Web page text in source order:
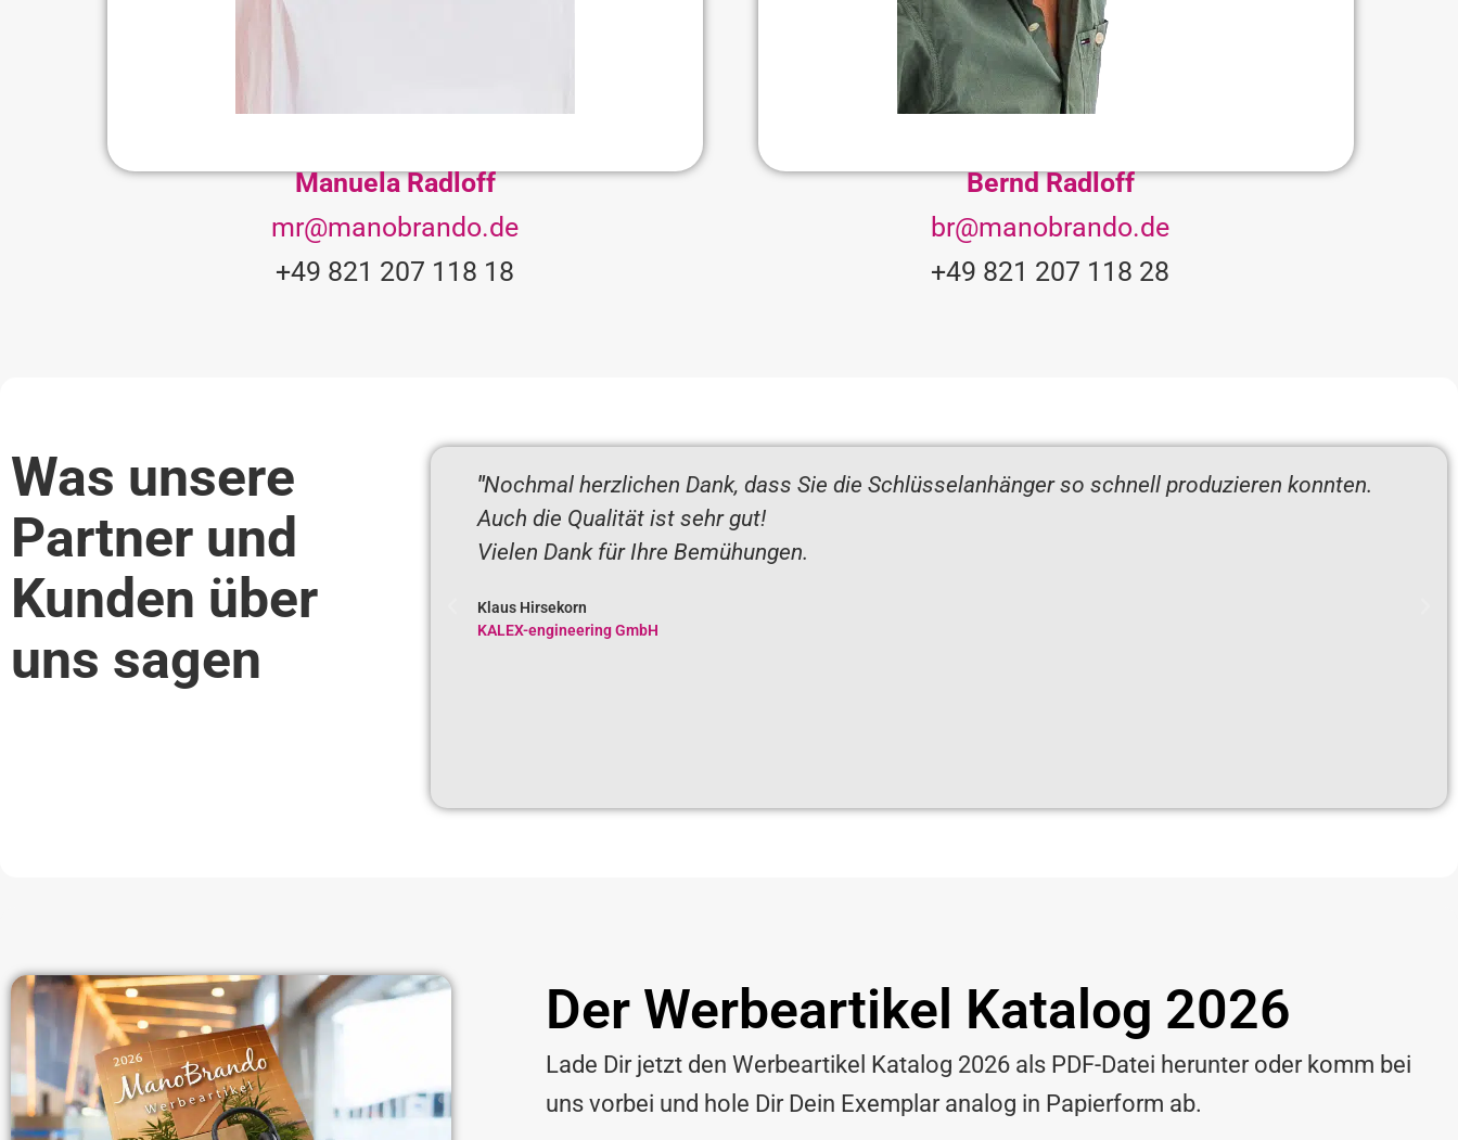
Manuela Radloff
mr@manobrando.de
+49 821 207 118 18
Bernd Radloff
br@manobrando.de
+49 821 207 118 28
Was unsere
Partner und
Kunden über
uns sagen
"Nochmal herzlichen Dank, dass Sie die Schlüsselanhänger so schnell produzieren konnten.
Auch die Qualität ist sehr gut!
Vielen Dank für Ihre Bemühungen.
Klaus Hirsekorn
KALEX-engineering GmbH
Der Werbeartikel Katalog 2026
Lade Dir jetzt den Werbeartikel Katalog 2026 als PDF-Datei herunter oder komm bei
uns vorbei und hole Dir Dein Exemplar analog in Papierform ab.